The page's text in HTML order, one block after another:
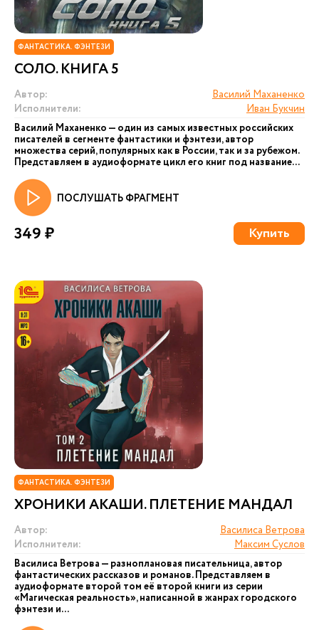
ФАНТАСТИКА. ФЭНТЕЗИ
СОЛО. КНИГА 5
Автор:
Василий Маханенко
Исполнители:
Иван Букчин
Василий Маханенко — один из самых известных российских
писателей в сегменте фантастики и фэнтези, автор
множества серий, популярных как в России, так и за рубежом.
Представляем в аудиоформате цикл его книг под название...
ПОСЛУШАТЬ ФРАГМЕНТ
349 ₽ Купить
ФАНТАСТИКА. ФЭНТЕЗИ
ХРОНИКИ АКАШИ. ПЛЕТЕНИЕ МАНДАЛ
Автор:
Василиса Ветрова
Исполнители:
Максим Суслов
Василиса Ветрова — разноплановая писательница, автор
фантастических рассказов и романов. Представляем в
аудиоформате второй том её второй книги из серии
«Магическая реальность», написанной в жанрах городского
фэнтези и...